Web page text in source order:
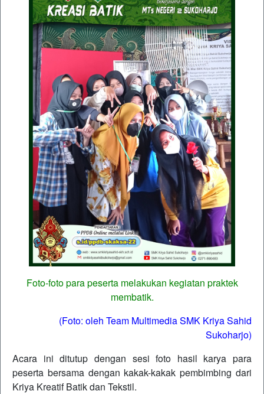
Foto-foto para peserta melakukan kegiatan praktek
membatik.
(Foto: oleh Team Multimedia SMK Kriya Sahid
Sukoharjo)
Acara ini ditutup dengan sesi foto hasil karya para
peserta bersama dengan kakak-kakak pembimbing dari
Kriya Kreatif Batik dan Tekstil.